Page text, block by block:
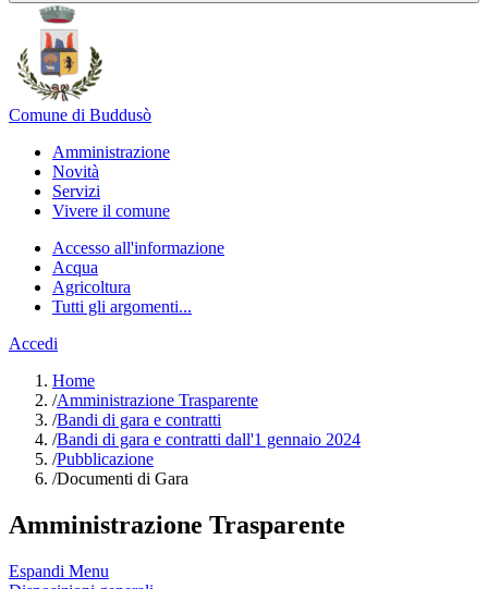
Comune di Buddusò
Amministrazione
Novità
Servizi
Vivere il comune
Accesso all'informazione
Acqua
Agricoltura
Tutti gli argomenti...
Accedi
Home
/Amministrazione Trasparente
/Bandi di gara e contratti
/Bandi di gara e contratti dall'1 gennaio 2024
/Pubblicazione
/Documenti di Gara
Amministrazione Trasparente
Espandi Menu